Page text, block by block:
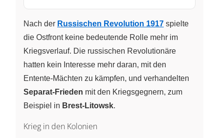
Nach der Russischen Revolution 1917 spielte
die Ostfront keine bedeutende Rolle mehr im
Kriegsverlauf. Die russischen Revolutionäre
hatten kein Interesse mehr daran, mit den
Entente-Mächten zu kämpfen, und verhandelten
Separat-Frieden mit den Kriegsgegnern, zum
Beispiel in Brest-Litowsk.
Krieg in den Kolonien